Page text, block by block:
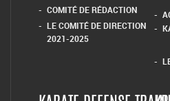
COMITÉ DE RÉDACTION
LE COMITÉ DE DIRECTION
2021-2025